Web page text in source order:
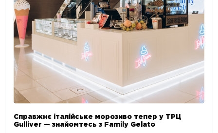
Справжнє італійське морозиво тепер у ТРЦ
Gulliver — знайомтесь з Family Gelato